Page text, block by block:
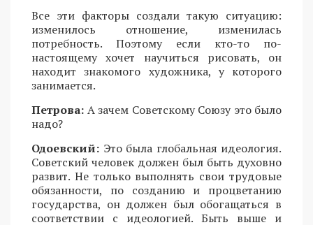
Все эти факторы создали такую ситуацию:
изменилось отношение, изменилась
потребность. Поэтому если кто-то по-
настоящему хочет научиться рисовать, он
находит знакомого художника, у которого
занимается.
Петрова: А зачем Советскому Союзу это было
надо?
Одоевский: Это была глобальная идеология.
Советский человек должен был быть духовно
развит. Не только выполнять свои трудовые
обязанности, по созданию и процветанию
государства, он должен был обогащаться в
соответствии с идеологией. Быть выше и